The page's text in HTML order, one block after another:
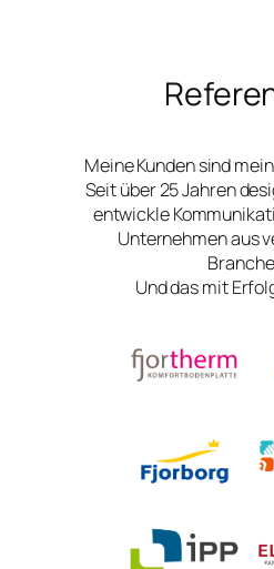
Meine Kunden sind
Seit über 25 Jahren
entwickle
Unternehmen aus
Und das mit